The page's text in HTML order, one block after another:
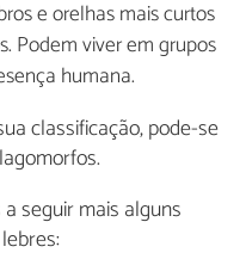
e orelhas mais curtos
Podem viver em grupos
humana.
classificação, pode-se
seguir mais alguns